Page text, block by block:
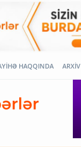
HAQQINDA ARXİV